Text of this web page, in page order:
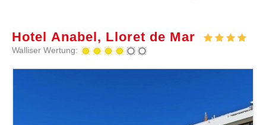
Hotel Anabel, Lloret de Mar
Walliser Wertung: